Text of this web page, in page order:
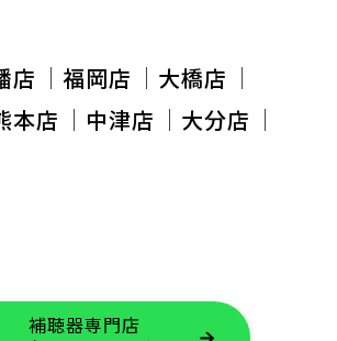
店 福岡店
大橋店
本店 中津店
大分店
補聴器専門店